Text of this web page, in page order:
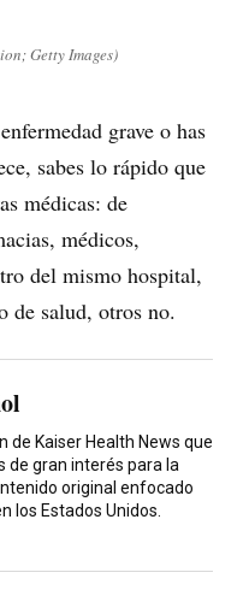
Getty Images)
grave o has
sabes lo rápido que
médicas: de
médicos,
del mismo hospital,
de salud, otros no.
de Kaiser Health News que
de gran interés para la
original enfocado
los Estados Unidos.